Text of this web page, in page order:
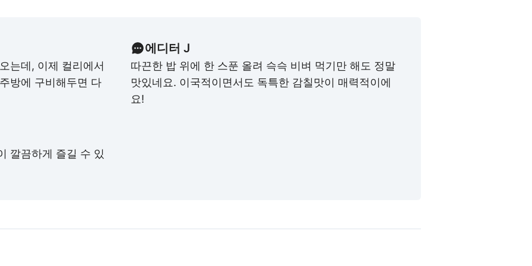
는데, 이제 컬리에서
방에 구비해두면 다
에디터 J
따끈한 밥 위에 한 스푼 올려 슥슥 비벼 먹기만 해도 정말
맛있네요. 이국적이면서도 독특한 감칠맛이 매력적이에
요!
깔끔하게 즐길 수 있